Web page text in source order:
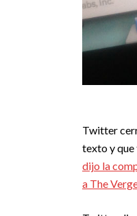
Twitter
texto y que
dijo la
a The